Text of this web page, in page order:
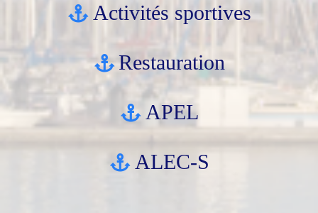
Activités sportives
Restauration
APEL
ALEC-S